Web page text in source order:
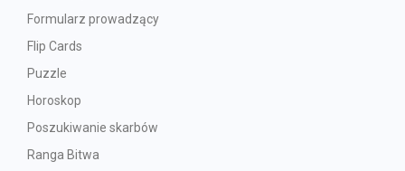
Formularz prowadzący
Flip Cards
Puzzle
Horoskop
Poszukiwanie skarbów
Ranga Bitwa